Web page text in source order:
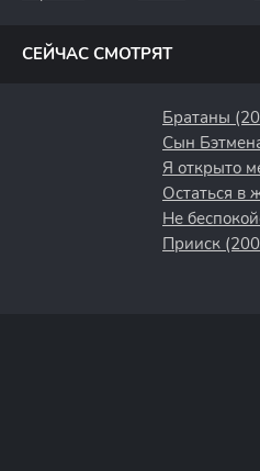
СЕЙЧАС СМОТРЯТ
Братаны
Сын
Я открыто
Остаться в
Не
Прииск